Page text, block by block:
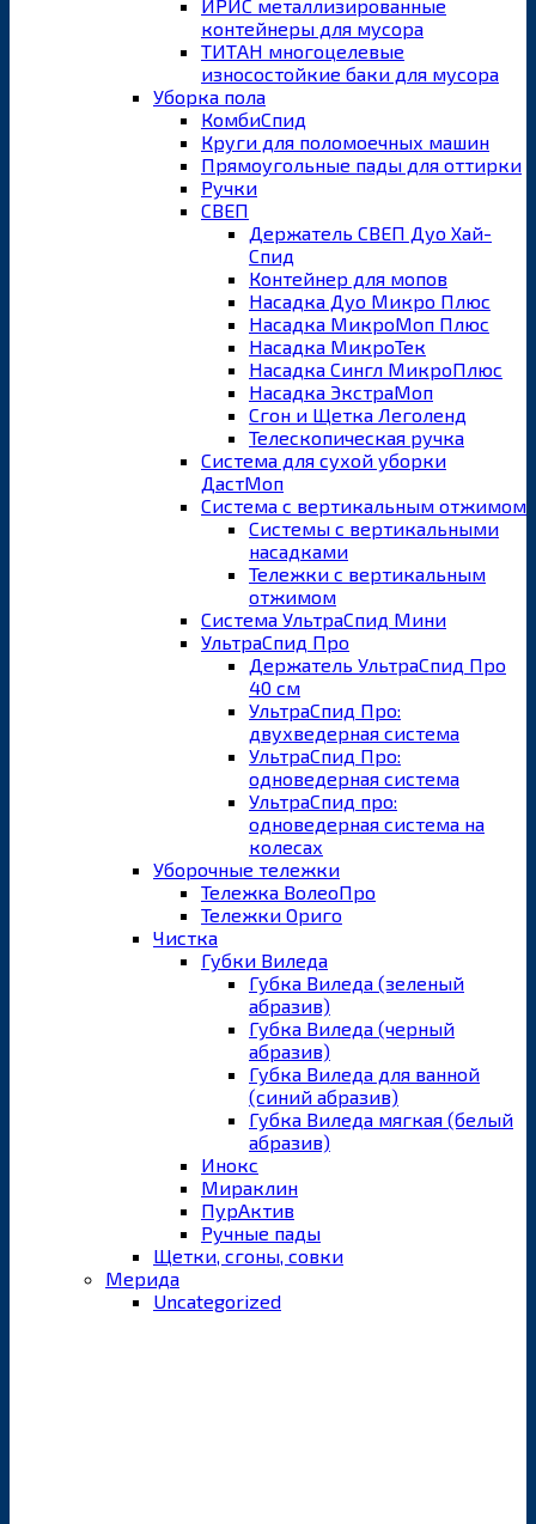
ИРИС металлизированные
контейнеры для мусора
ТИТАН многоцелевые
износостойкие баки для мусора
Уборка пола
КомбиСпид
Круги для поломоечных машин
Прямоугольные пады для оттирки
Ручки
СВЕП
Держатель СВЕП Дуо Хай-
Спид
Контейнер для мопов
Насадка Дуо Микро Плюс
Насадка МикроМоп Плюс
Насадка МикроТек
Насадка Сингл МикроПлюс
Насадка ЭкстраМоп
Сгон и Щетка Леголенд
Телескопическая ручка
Система для сухой уборки
ДастМоп
Система с вертикальным отжимом
Системы с вертикальными
насадками
Тележки с вертикальным
отжимом
Система УльтраСпид Мини
УльтраСпид Про
Держатель УльтраСпид Про
40 см
УльтраСпид Про:
двухведерная система
УльтраСпид Про:
одноведерная система
УльтраСпид про:
одноведерная система на
колесах
Уборочные тележки
Тележка ВолеоПро
Тележки Ориго
Чистка
Губки Виледа
Губка Виледа (зеленый
абразив)
Губка Виледа (черный
абразив)
Губка Виледа для ванной
(синий абразив)
Губка Виледа мягкая (белый
абразив)
Инокс
Мираклин
ПурАктив
Ручные пады
Щетки, сгоны, совки
Мерида
Uncategorized